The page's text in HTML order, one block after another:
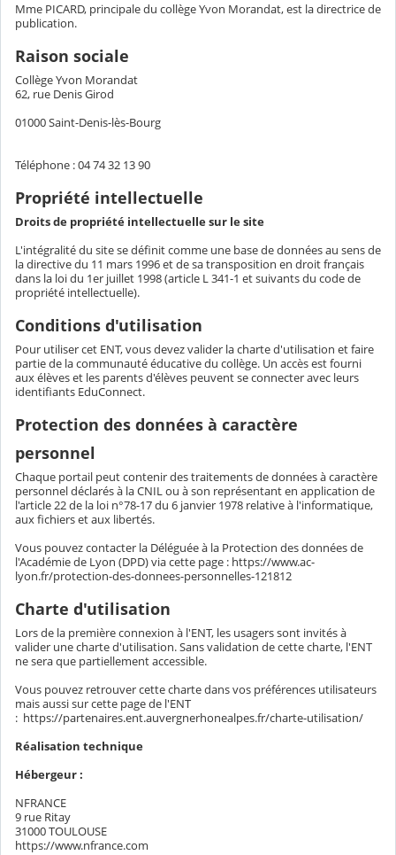
Mme PICARD, principale du collège Yvon Morandat, est la directrice de
publication.
Raison sociale
Collège Yvon Morandat
62, rue Denis Girod
01000 Saint-Denis-lès-Bourg
Téléphone : 04 74 32 13 90
Propriété intellectuelle
Droits de propriété intellectuelle sur le site
L'intégralité du site se définit comme une base de données au sens de
la directive du 11 mars 1996 et de sa transposition en droit français
dans la loi du 1er juillet 1998 (article L 341-1 et suivants du code de
propriété intellectuelle).
Conditions d'utilisation
Pour utiliser cet ENT, vous devez valider la charte d'utilisation et faire
partie de la communauté éducative du collège. Un accès est fourni
aux élèves et les parents d'élèves peuvent se connecter avec leurs
identifiants EduConnect.
Protection des données à caractère
personnel
Chaque portail peut contenir des traitements de données à caractère
personnel déclarés à la CNIL ou à son représentant en application de
l'article 22 de la loi n°78-17 du 6 janvier 1978 relative à l'informatique,
aux fichiers et aux libertés.
Vous pouvez contacter la Déléguée à la Protection des données de
l'Académie de Lyon (DPD) via cette page : https://www.ac-
lyon.fr/protection-des-donnees-personnelles-121812
Charte d'utilisation
Lors de la première connexion à l'ENT, les usagers sont invités à
valider une charte d'utilisation. Sans validation de cette charte, l'ENT
ne sera que partiellement accessible.
Vous pouvez retrouver cette charte dans vos préférences utilisateurs
mais aussi sur cette page de l'ENT
: https://partenaires.ent.auvergnerhonealpes.fr/charte-utilisation/
Réalisation technique
Hébergeur :
NFRANCE
9 rue Ritay
31000 TOULOUSE
https://www.nfrance.com